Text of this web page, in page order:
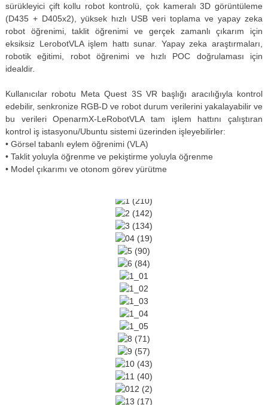
sürükleyici çift kollu robot kontrolü, çok kameralı 3D görüntüleme
(D435 + D405x2), yüksek hızlı USB veri toplama ve yapay zeka
robot öğrenimi, taklit öğrenimi ve gerçek zamanlı çıkarım için
eksiksiz LerobotVLA işlem hattı sunar. Yapay zeka araştırmaları,
robotik eğitimi, robot öğrenimi ve hızlı POC doğrulaması için
idealdir.
Kullanıcılar robotu Meta Quest 3S VR başlığı aracılığıyla kontrol
edebilir, senkronize RGB-D ve robot durum verilerini yakalayabilir ve
bu verileri OpenarmX-LeRobotVLA tam işlem hattını çalıştıran
kontrol iş istasyonu/Ubuntu sistemi üzerinden işleyebilirler:
• Görsel tabanlı eylem öğrenimi (VLA)
• Taklit yoluyla öğrenme ve pekiştirme yoluyla öğrenme
• Model çıkarımı ve otonom görev yürütme